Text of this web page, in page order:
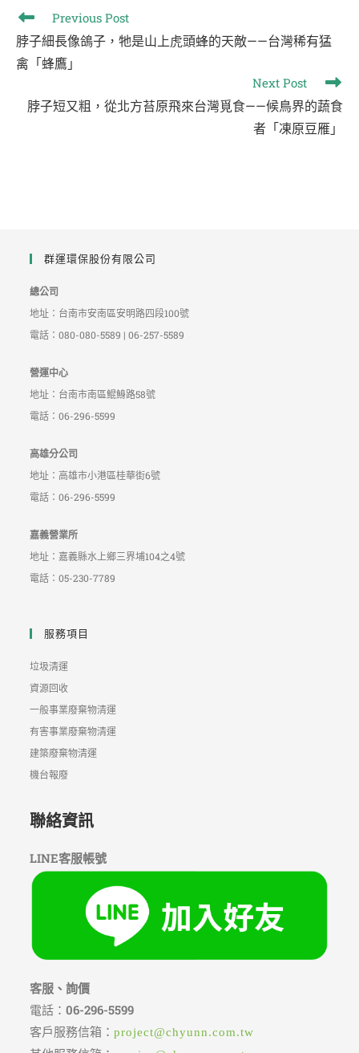
Previous Post
脖子細長像鴿子，牠是山上虎頭蜂的天敵——台灣稀有猛
禽「蜂鷹」
Next Post
脖子短又粗，從北方苔原飛來台灣覓食——候鳥界的蔬食
者「凍原豆雁」
群運環保股份有限公司
總公司
地址：台南市安南區安明路四段100號
電話：080-080-5589 | 06-257-5589
營運中心
地址：台南市南區鯤鯓路58號
電話：06-296-5599
高雄分公司
地址：高雄市小港區桂華街6號
電話：06-296-5599
嘉義營業所
地址：嘉義縣水上鄉三界埔104之4號
電話：05-230-7789
服務項目
垃圾清運
資源回收
一般事業廢棄物清運
有害事業廢棄物清運
建築廢棄物清運
機台報廢
聯絡資訊
LINE客服帳號
客服、詢價
電話：06-296-5599
客戶服務信箱：project@chyunn.com.tw